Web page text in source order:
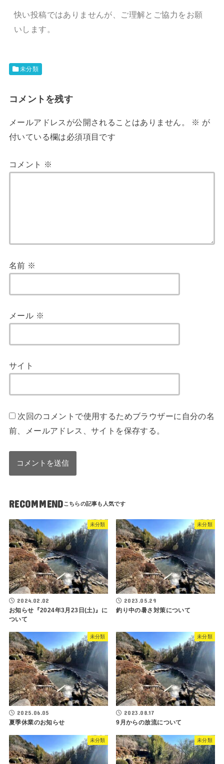
快い投稿ではありませんが、ご理解とご協力をお願
いします。
未分類
コメントを残す
メールアドレスが公開されることはありません。 ※ が
付いている欄は必須項目です
コメント ※
名前 ※
メール ※
サイト
次回のコメントで使用するためブラウザーに自分の名
前、メールアドレス、サイトを保存する。
RECOMMEND
未分類
2024.02.02
お知らせ『2024年3月23日(土)』に
ついて
未分類
2023.05.29
釣り中の暑さ対策について
未分類
2025.06.05
夏季休業のお知らせ
未分類
2023.08.17
9月からの放流について
未分類 未分類